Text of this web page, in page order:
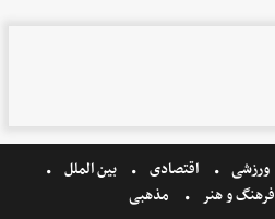
ورزشی اقتصادی
بین الملل
فرهنگ و هنر مذهبی